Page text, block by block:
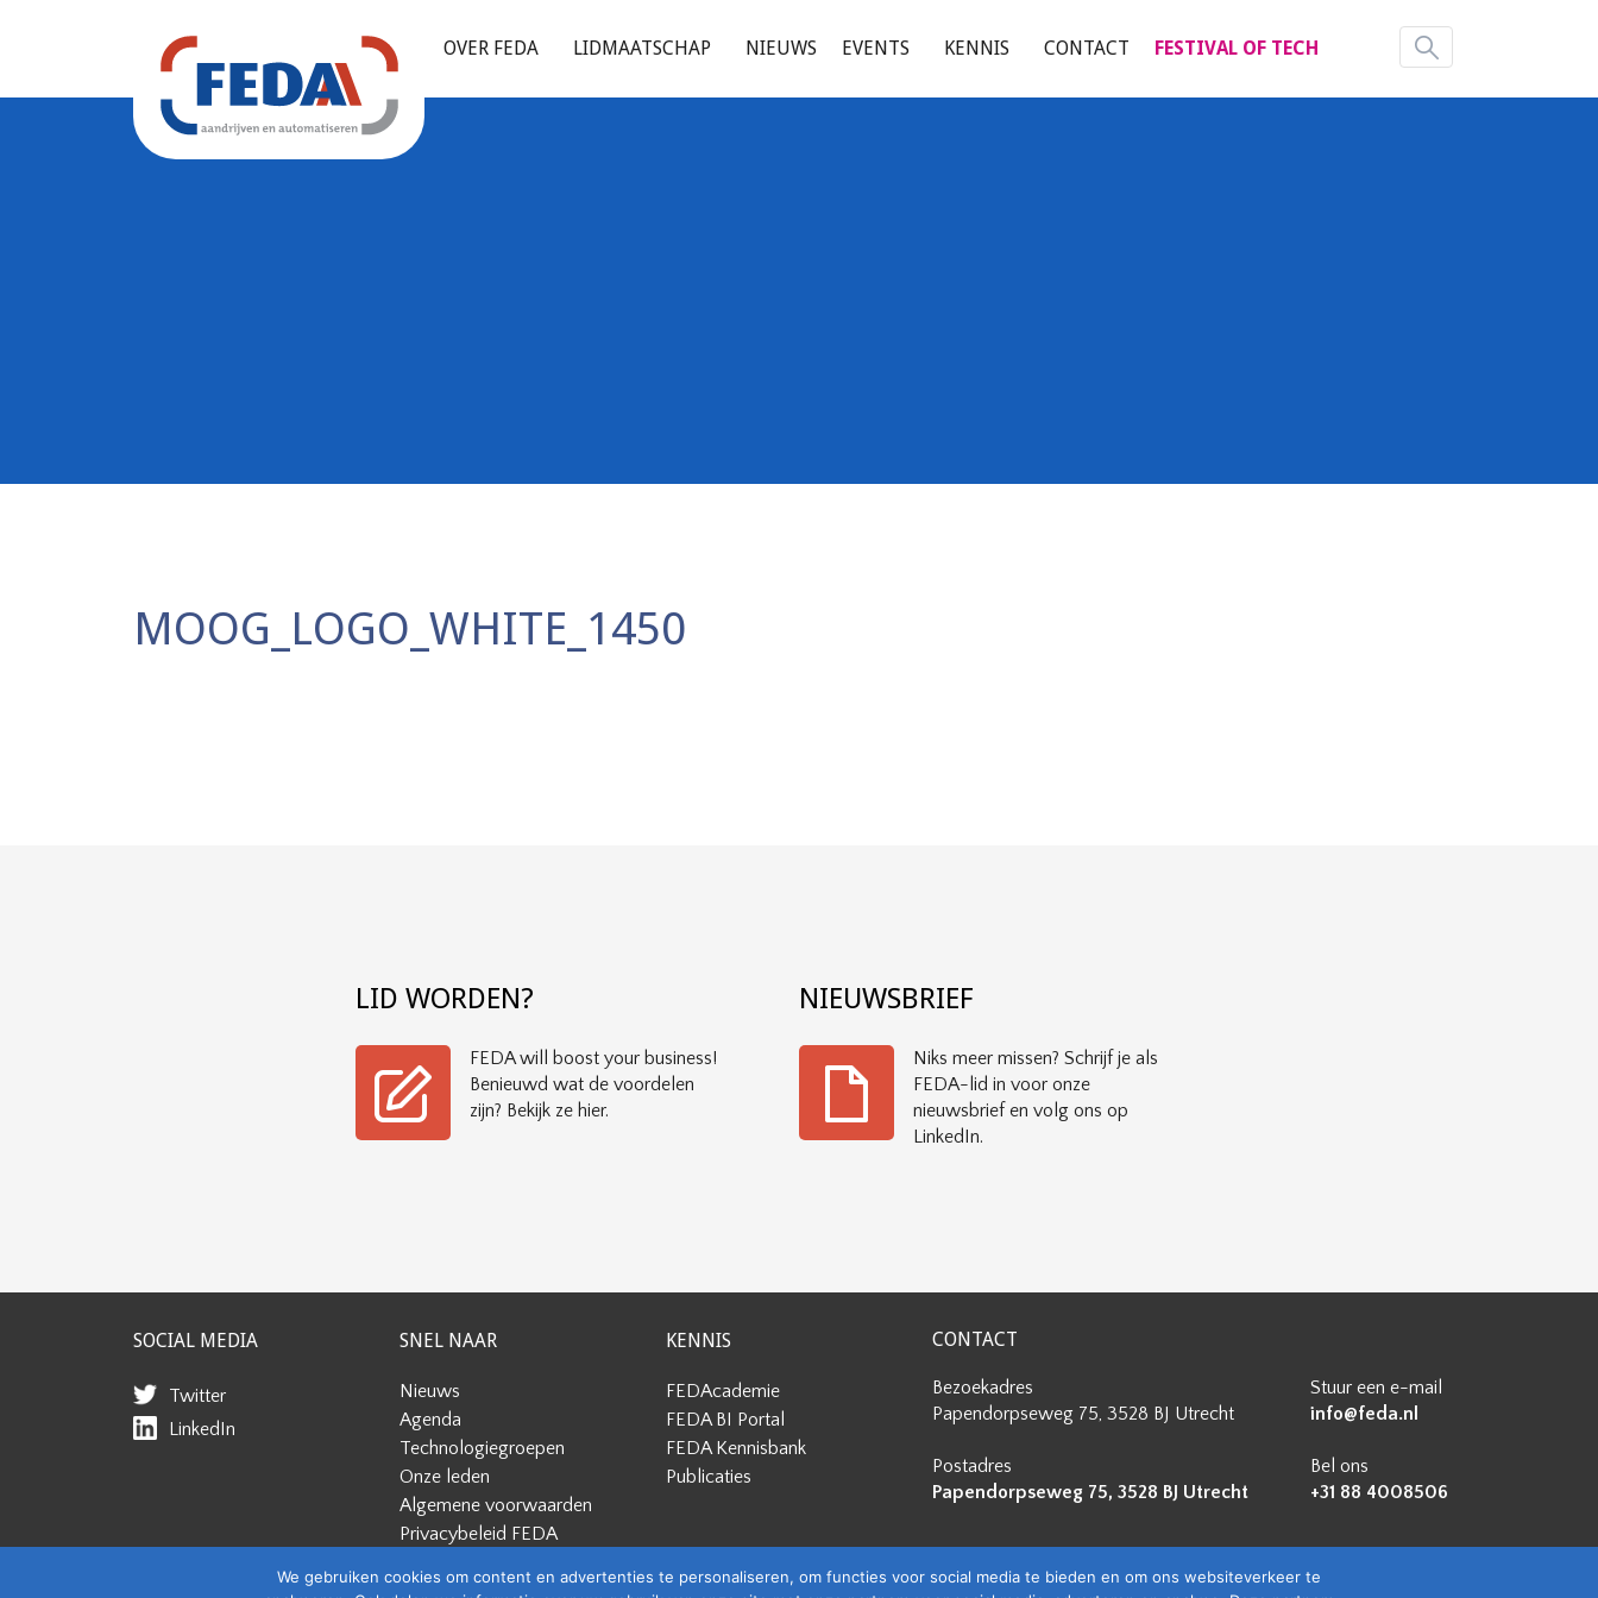
OVER FEDA LIDMAATSCHAP NIEUWS EVENTS KENNIS CONTACT FESTIVAL OF TECH
MOOG_LOGO_WHITE_1450
LID WORDEN?
FEDA will boost your business!
Benieuwd wat de voordelen
zijn? Bekijk ze hier.
NIEUWSBRIEF
Niks meer missen? Schrijf je als
FEDA-lid in voor onze
nieuwsbrief en volg ons op
LinkedIn.
SOCIAL MEDIA
Twitter
LinkedIn
SNEL NAAR
Nieuws
Agenda
Technologiegroepen
Onze leden
Algemene voorwaarden
Privacybeleid FEDA
Disclaimer
KENNIS
FEDAcademie
FEDA BI Portal
FEDA Kennisbank
Publicaties
CONTACT
Bezoekadres
Papendorpseweg 75, 3528 BJ Utrecht
Postadres
Papendorpseweg 75, 3528 BJ Utrecht
Stuur een e-mail
info@feda.nl
Bel ons
+31 88 4008506
We gebruiken cookies om content en advertenties te personaliseren, om functies voor social media te bieden en om ons websiteverkeer te